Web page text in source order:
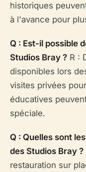
historiques
à l'avance pour
Q : Est-il possible
Studios Bray ? R :
disponibles lors
visites privées
éducatives
spéciale.
Q : Quelles sont
des Studios Bray ?
restauration sur